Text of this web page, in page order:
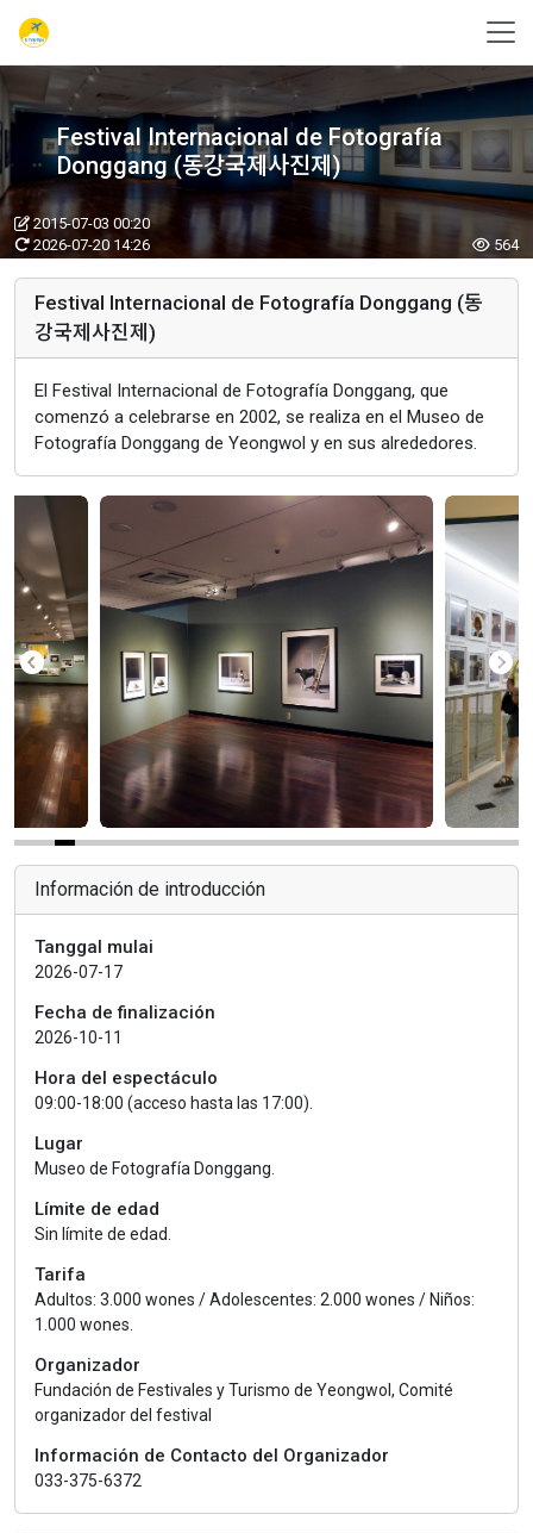
Festival Internacional de Fotografía
Donggang (동강국제사진제)
2015-07-03 00:20
2026-07-20 14:26
564
Festival Internacional de Fotografía Donggang (동
강국제사진제)
El Festival Internacional de Fotografía Donggang, que
comenzó a celebrarse en 2002, se realiza en el Museo de
Fotografía Donggang de Yeongwol y en sus alrededores.
Información de introducción
Tanggal mulai
2026-07-17
Fecha de finalización
2026-10-11
Hora del espectáculo
09:00-18:00 (acceso hasta las 17:00).
Lugar
Museo de Fotografía Donggang.
Límite de edad
Sin límite de edad.
Tarifa
Adultos: 3.000 wones / Adolescentes: 2.000 wones / Niños:
1.000 wones.
Organizador
Fundación de Festivales y Turismo de Yeongwol, Comité
organizador del festival
Información de Contacto del Organizador
033-375-6372